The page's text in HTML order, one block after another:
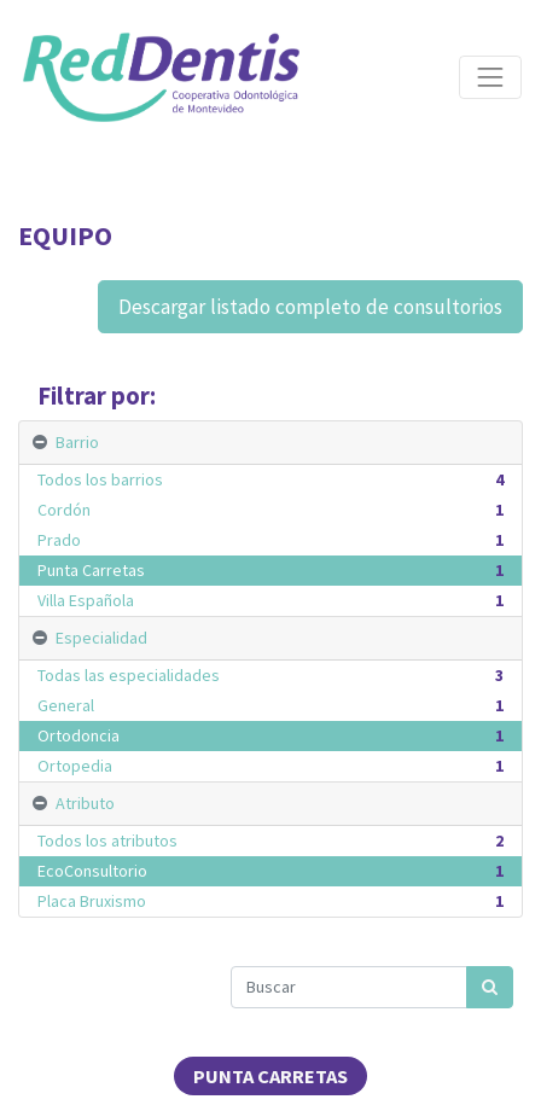
EQUIPO
Descargar listado completo de consultorios
Filtrar por:
Barrio
4
Todos los barrios
1
Cordón
1
Prado
1
Punta Carretas
1
Villa Española
Especialidad
3
Todas las especialidades
1
General
1
Ortodoncia
1
Ortopedia
Atributo
2
Todos los atributos
1
EcoConsultorio
1
Placa Bruxismo
PUNTA CARRETAS